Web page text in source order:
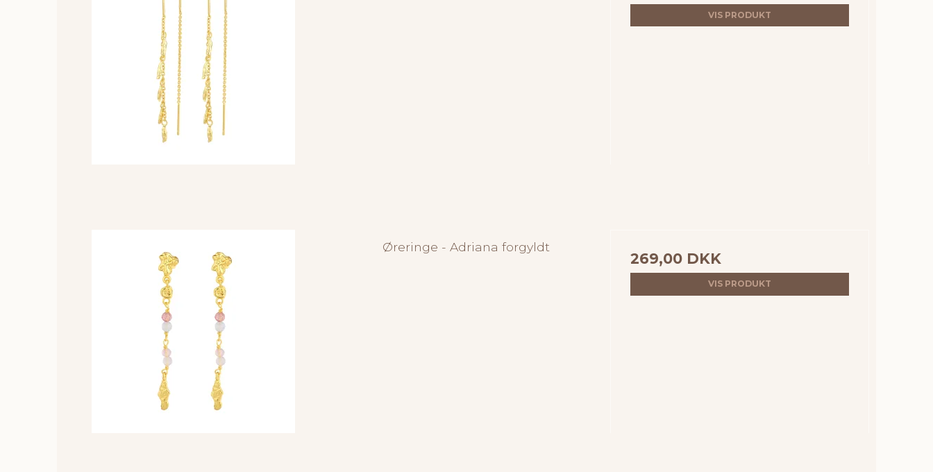
VIS PRODUKT
Øreringe - Adriana forgyldt
269,00 DKK
VIS PRODUKT